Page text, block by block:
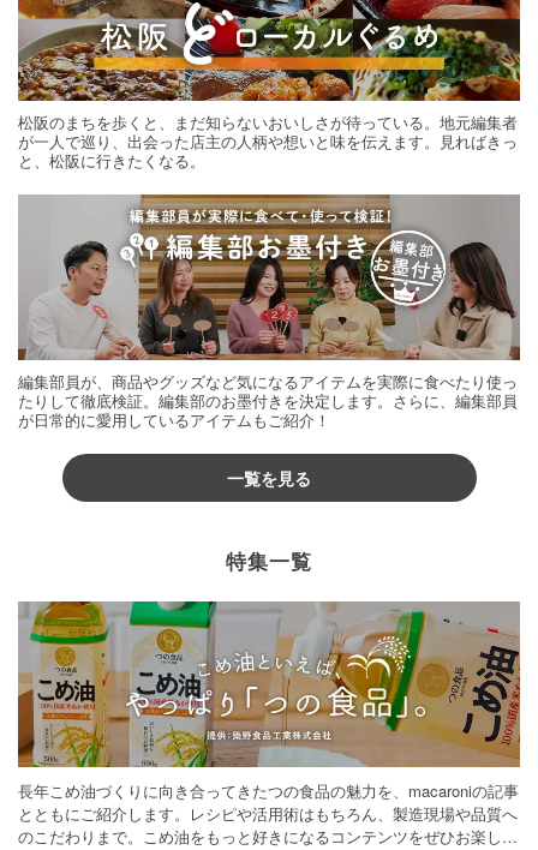
松阪のまちを歩くと、まだ知らないおいしさが待っている。地元編集者
が一人で巡り、出会った店主の人柄や想いと味を伝えます。見ればきっ
と、松阪に行きたくなる。
編集部員が、商品やグッズなど気になるアイテムを実際に食べたり使っ
たりして徹底検証。編集部のお墨付きを決定します。さらに、編集部員
が日常的に愛用しているアイテムもご紹介！
一覧を見る
特集一覧
長年こめ油づくりに向き合ってきたつの食品の魅力を、macaroniの記事
とともにご紹介します。レシピや活用術はもちろん、製造現場や品質へ
のこだわりまで。こめ油をもっと好きになるコンテンツをぜひお楽しみ